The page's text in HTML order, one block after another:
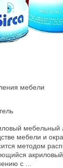
мебели
мебельный
мебели и
методом
с ...